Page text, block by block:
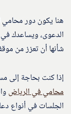
هنا يكون دور
الدعوى، ويساعدك في
شأنها أن تعزز من
إذا كنت بحاجة إلى
محامي في الرياض
الجلسات في أنواع